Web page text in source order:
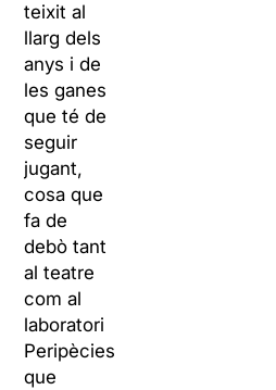
teixit al
llarg dels
anys i de
les ganes
que té de
seguir
jugant,
cosa que
fa de
debò tant
al teatre
com al
laboratori
Peripècies
que